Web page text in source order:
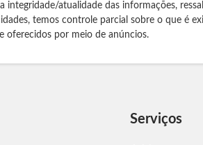
atualidade das informações,
temos controle parcial sobre o que é
oferecidos por meio de anúncios.
Serviços